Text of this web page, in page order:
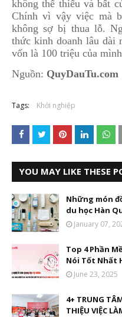
không thể thiếu và bất
Chính vì vậy việc mà
không sợ bị thua lỗ.
thức kinh doanh lâu dài
vốn là 100 triệu của
Nguồn: QuyDauTu.com
Tags: Khởi nghiệp
YOU MAY LIKE THESE
Những món
du học Hàn
January 07,
Top 4 Phần
Nói Tốt Nhất
June 23, 2025
4+ TRUNG
THIỆU VIỆC